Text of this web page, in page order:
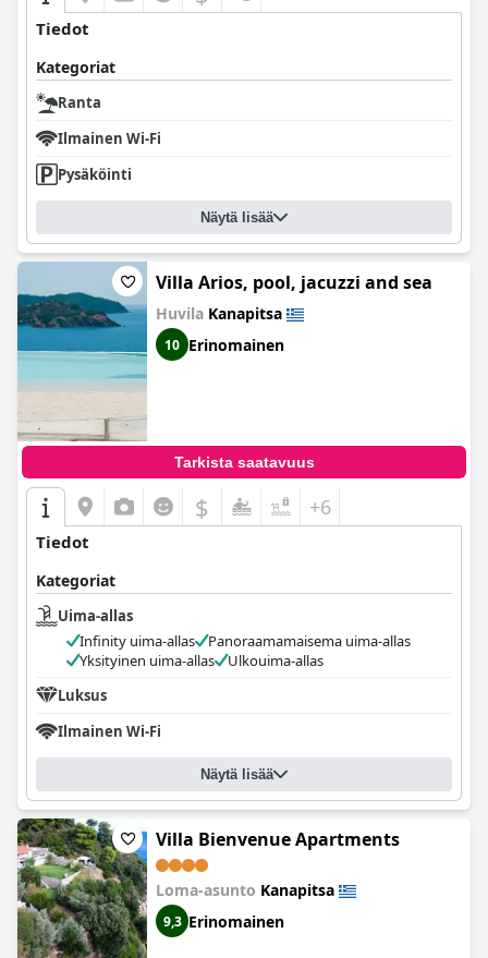
Tiedot
Kategoriat
Ranta
Ilmainen Wi-Fi
Pysäköinti
Näytä lisää
Villa Arios, pool, jacuzzi and sea
Huvila Kanapitsa
10 Erinomainen
Tarkista saatavuus
$ +6
Tiedot
Kategoriat
Uima-allas
Infinity uima-allas
Panoraamamaisema uima-allas
Yksityinen uima-allas
Ulkouima-allas
Luksus
Ilmainen Wi-Fi
Näytä lisää
Villa Bienvenue Apartments
Loma-asunto Kanapitsa
9,3 Erinomainen